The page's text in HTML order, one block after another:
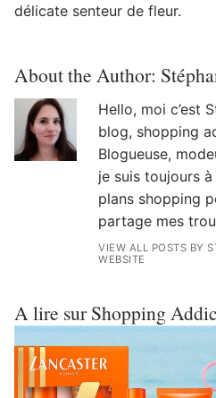
délicate senteur de fleur.
About the Author:
Hello, moi c’est
blog, shopping
Blogueuse,
je suis toujours
plans shopping
partage mes
VIEW ALL POSTS BY
WEBSITE
A lire sur Shopping